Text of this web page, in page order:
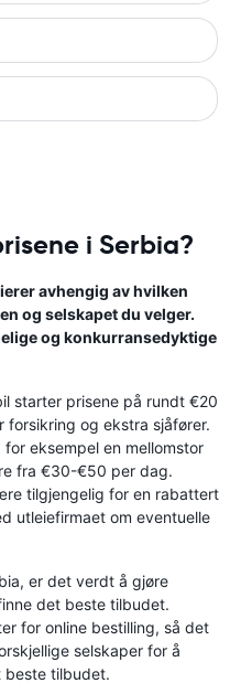
i Serbia?
avhengig av hvilken
og selskapet du velger.
og konkurransedyktige
starter prisene på rundt €20
og ekstra sjåfører.
eksempel en mellomstor
fra €30-€50 per dag.
tilgjengelig for en rabattert
utleiefirmaet om eventuelle
er det verdt å gjøre
det beste tilbudet.
for online bestilling, så det
selskaper for å
beste tilbudet.